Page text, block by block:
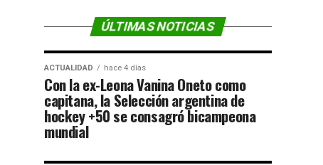
ÚLTIMAS NOTICIAS
ACTUALIDAD hace 4 días
Con la ex-Leona Vanina Oneto como
capitana, la Selección argentina de
hockey +50 se consagró bicampeona
mundial